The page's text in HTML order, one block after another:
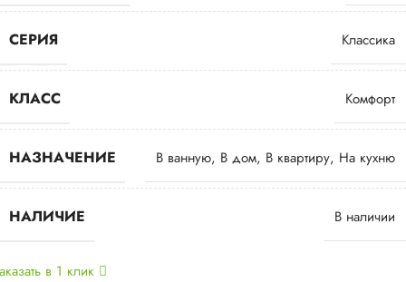
СЕРИЯ Классика
КЛАСС Комфорт
НАЗНАЧЕНИЕ В ванную, В дом, В квартиру, На кухню
НАЛИЧИЕ В наличии
в 1 клик